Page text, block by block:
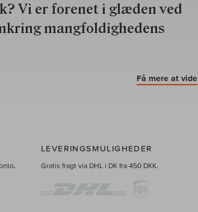
Vi er forenet i glæden ved
mangfoldighedens
Få mere at vide
LEVERINGSMULIGHEDER
Gratis fragt via DHL i DK fra 450 DKK.